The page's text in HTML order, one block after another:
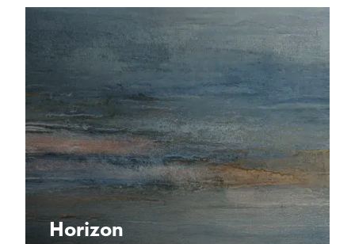
Horizon